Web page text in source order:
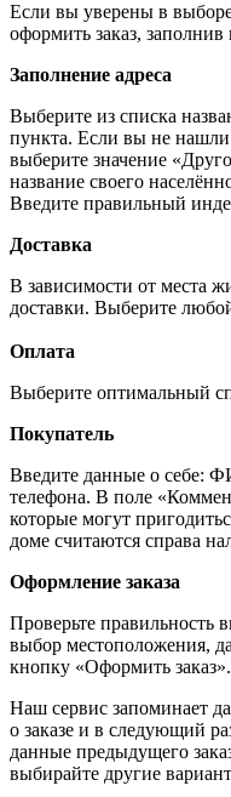
Если вы уверены в
оформить заказ,
Заполнение адреса
Выберите из списка
пункта. Если вы не
выберите значение
название своего
Введите правильный
Доставка
В зависимости от места
доставки. Выберите
Оплата
Выберите оптимальный
Покупатель
Введите данные о себе:
телефона. В поле
которые могут
доме считаются справа
Оформление заказа
Проверьте правильность
выбор местоположения,
кнопку «Оформить заказ».
Наш сервис запоминает
о заказе и в следующий
данные предыдущего
выбирайте другие